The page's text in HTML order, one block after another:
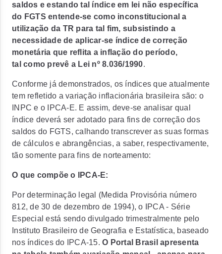
saldos e estando tal índice em lei não específica
do FGTS entende-se como inconstitucional a
utilização da TR para tal fim, subsistindo a
necessidade de aplicar-se índice de correção
monetária que reflita a inflação do período,
tal como prevê a Lei nº 8.036/1990.
Conforme já demonstrados, os índices que atualmente
tem refletido a variação inflacionária brasileira são: o
INPC e o IPCA-E. E assim, deve-se analisar qual
índice deverá ser adotado para fins de correção dos
saldos do FGTS, calhando transcrever as suas formas
de cálculos e abrangências, a saber, respectivamente,
tão somente para fins de norteamento:
O que compõe o IPCA-E:
Por determinação legal (Medida Provisória número
812, de 30 de dezembro de 1994), o IPCA - Série
Especial está sendo divulgado trimestralmente pelo
Instituto Brasileiro de Geografia e Estatística, baseado
nos índices do IPCA-15. O Portal Brasil apresenta